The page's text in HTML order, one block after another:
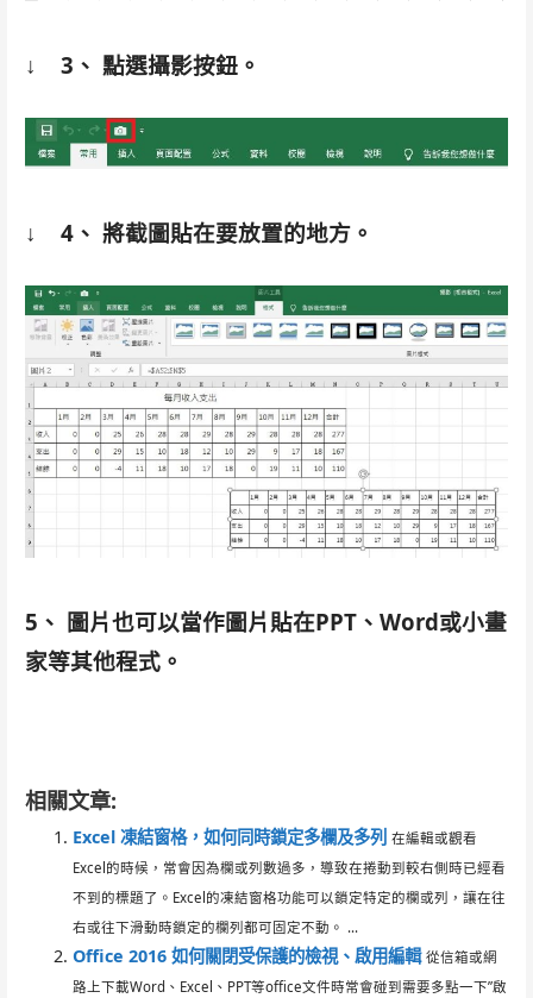
↓ 3、 點選攝影按鈕。
↓ 4、 將截圖貼在要放置的地方。
5、 圖片也可以當作圖片貼在PPT、Word或小畫
家等其他程式。
相關文章:
Excel 凍結窗格，如何同時鎖定多欄及多列 在編輯或觀看
Excel的時候，常會因為欄或列數過多，導致在捲動到較右側時已經看
不到的標題了。Excel的凍結窗格功能可以鎖定特定的欄或列，讓在往
右或往下滑動時鎖定的欄列都可固定不動。 ...
Office 2016 如何關閉受保護的檢視、啟用編輯 從信箱或網
路上下載Word、Excel、PPT等office文件時常會碰到需要多點一下”啟